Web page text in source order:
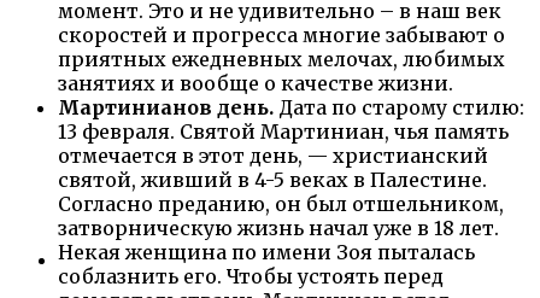
момент. Это и не удивительно – в наш век
скоростей и прогресса многие забывают о
приятных ежедневных мелочах, любимых
занятиях и вообще о качестве жизни.
Мартинианов день. Дата по старому стилю:
13 февраля. Святой Мартиниан, чья память
отмечается в этот день, — христианский
святой, живший в 4-5 веках в Палестине.
Согласно преданию, он был отшельником,
затворническую жизнь начал уже в 18 лет.
Некая женщина по имени Зоя пыталась
соблазнить его. Чтобы устоять перед